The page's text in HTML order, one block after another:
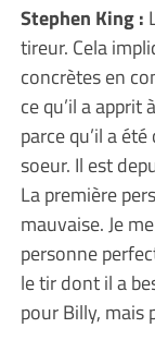
Stephen King :
tireur. Cela
concrètes en
ce qu’il a
parce qu’il a
soeur. Il est
La première
mauvaise. Je
personne
le tir dont il a
pour Billy, mais